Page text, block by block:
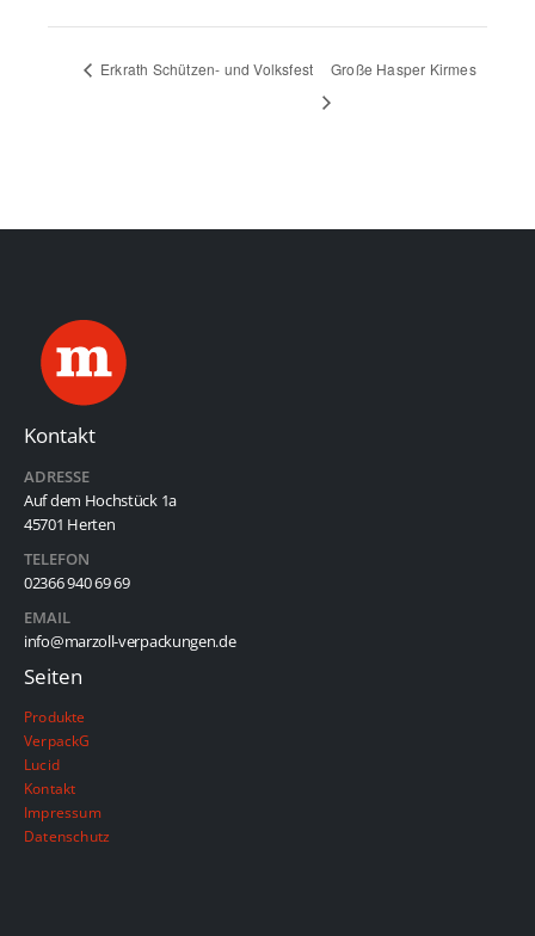
Erkrath Schützen- und Volksfest Große Hasper Kirmes
Kontakt
ADRESSE
Auf dem Hochstück 1a
45701 Herten
TELEFON
02366 940 69 69
EMAIL
info@marzoll-verpackungen.de
Seiten
Produkte
VerpackG
Lucid
Kontakt
Impressum
Datenschutz